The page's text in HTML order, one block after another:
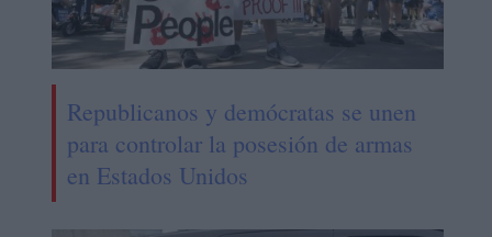
Republicanos y demócratas se unen
para controlar la posesión de armas
en Estados Unidos